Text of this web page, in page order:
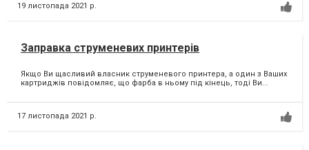
19 листопада 2021 р.
Заправка струменевих принтерів
Якщо Ви щасливий власник струменевого принтера, а один з Ваших
картриджів повідомляє, що фарба в ньому під кінець, тоді Ви...
17 листопада 2021 р.